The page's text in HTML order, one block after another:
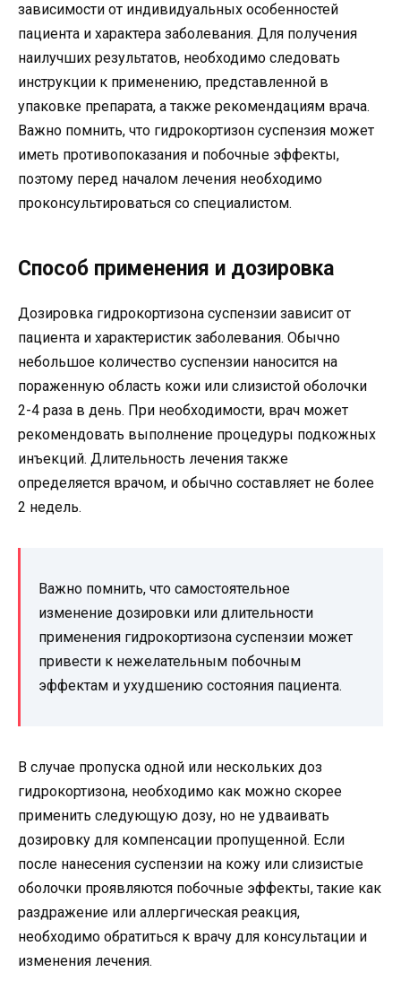
зависимости от индивидуальных особенностей
пациента и характера заболевания. Для получения
наилучших результатов, необходимо следовать
инструкции к применению, представленной в
упаковке препарата, а также рекомендациям врача.
Важно помнить, что гидрокортизон суспензия может
иметь противопоказания и побочные эффекты,
поэтому перед началом лечения необходимо
проконсультироваться со специалистом.
Способ применения и дозировка
Дозировка гидрокортизона суспензии зависит от
пациента и характеристик заболевания. Обычно
небольшое количество суспензии наносится на
пораженную область кожи или слизистой оболочки
2-4 раза в день. При необходимости, врач может
рекомендовать выполнение процедуры подкожных
инъекций. Длительность лечения также
определяется врачом, и обычно составляет не более
2 недель.
Важно помнить, что самостоятельное
изменение дозировки или длительности
применения гидрокортизона суспензии может
привести к нежелательным побочным
эффектам и ухудшению состояния пациента.
В случае пропуска одной или нескольких доз
гидрокортизона, необходимо как можно скорее
применить следующую дозу, но не удваивать
дозировку для компенсации пропущенной. Если
после нанесения суспензии на кожу или слизистые
оболочки проявляются побочные эффекты, такие как
раздражение или аллергическая реакция,
необходимо обратиться к врачу для консультации и
изменения лечения.